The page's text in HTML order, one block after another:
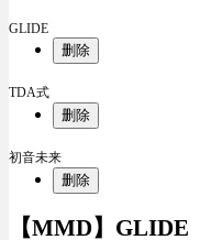
GLIDE
删除
TDA式
删除
初音未来
删除
【MMD】GLIDE